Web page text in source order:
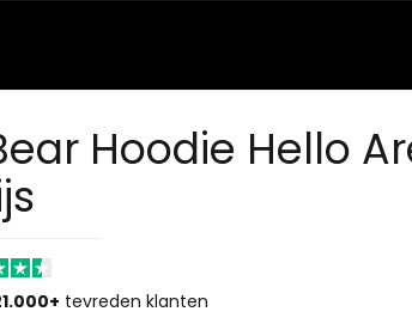
Hoodie Hello
tevreden klanten